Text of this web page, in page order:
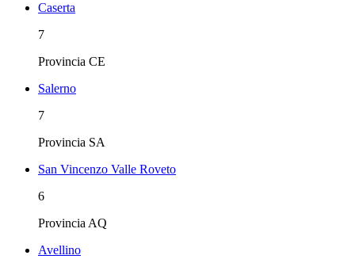
Caserta
7
Provincia CE
Salerno
7
Provincia SA
San Vincenzo Valle Roveto
6
Provincia AQ
Avellino